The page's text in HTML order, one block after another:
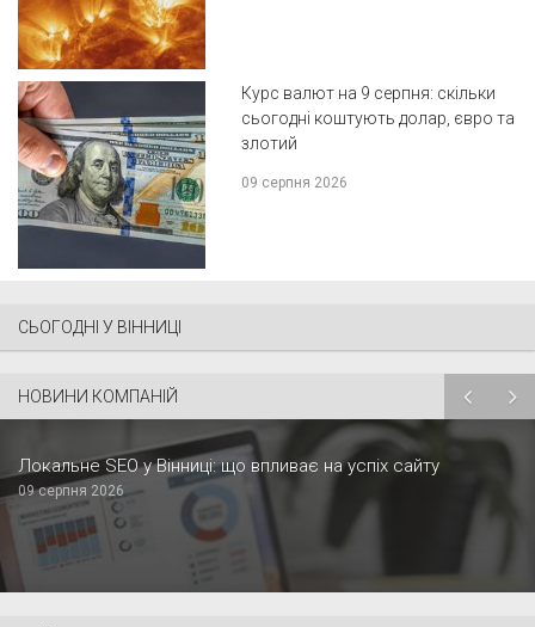
Курс валют на 9 серпня: скільки
сьогодні коштують долар, євро та
злотий
09 серпня 2026
СЬОГОДНІ У ВІННИЦІ
НОВИНИ КОМПАНІЙ
Локальне SEO у Вінниці: що впливає на успіх сайту
09 серпня 2026